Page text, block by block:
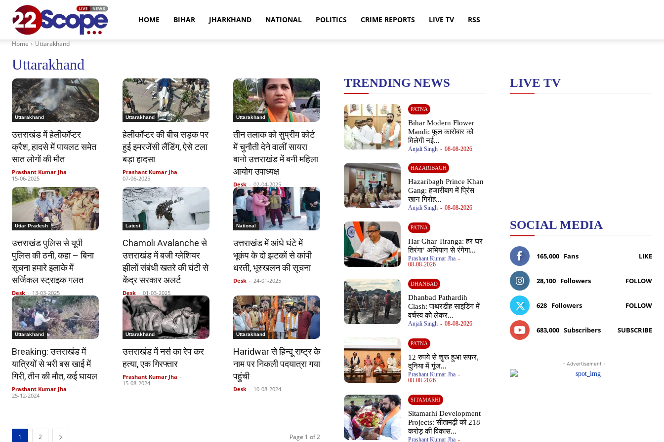
HOME BIHAR JHARKHAND NATIONAL POLITICS CRIME REPORTS LIVE TV RSS
Home Uttarakhand
Uttarakhand
Uttarakhand
उत्तराखंड में हेलीकॉप्टर
क्रैश, हादसे में पायलट समेत
सात लोगों की मौत
Prashant Kumar Jha -
15-06-2025
Uttarakhand
हेलीकॉप्टर की बीच सड़क पर
हुई इमरजेंसी लैंडिंग, ऐसे टला
बड़ा हादसा
Prashant Kumar Jha -
07-06-2025
Uttarakhand
तीन तलाक को सुप्रीम कोर्ट
में चुनौती देने वालीं सायरा
बानो उत्तराखंड में बनी महिला
आयोग उपाध्यक्ष
Desk - 02-04-2025
Uttar Pradesh
उत्तराखंड पुलिस से यूपी
पुलिस की ठनी, कहा – बिना
सूचना हमारे इलाके में
सर्जिकल स्ट्राइक गलत
Desk - 13-03-2025
Latest
Chamoli Avalanche से
उत्तराखंड में बजी ग्लेशियर
झीलों संबंधी खतरे की घंटी से
केंद्र सरकार अलर्ट
Desk - 01-03-2025
National
उत्तराखंड में आंधे घंटे में
भूकंप के दो झटकों से कांपी
धरती, भूस्खलन की सूचना
Desk - 24-01-2025
Uttarakhand
Breaking: उत्तराखंड में
यात्रियों से भरी बस खाई में
गिरी, तीन की मौत, कई घायल
Prashant Kumar Jha -
25-12-2024
Uttarakhand
उत्तराखंड में नर्स का रेप कर
हत्या, एक गिरफ्तार
Prashant Kumar Jha -
15-08-2024
Uttarakhand
Haridwar से हिन्दू राष्ट्र के
नाम पर निकली पदयात्रा गया
पहुंची
Desk - 10-08-2024
1 2 Page 1 of 2
TRENDING NEWS
PATNA
Bihar Modern Flower
Mandi: फूल कारोबार को
मिलेगी नई...
Anjali Singh - 08-08-2026
HAZARIBAGH
Hazaribagh Prince Khan
Gang: हजारीबाग में प्रिंस
खान गिरोह...
Anjali Singh - 08-08-2026
PATNA
Har Ghar Tiranga: हर घर
तिरंगा’ अभियान से रंगेगा...
Prashant Kumar Jha -
08-08-2026
DHANBAD
Dhanbad Pathardih
Clash: पाथरडीह साइडिंग में
वर्चस्व को लेकर...
Anjali Singh - 08-08-2026
PATNA
12 रुपये से शुरू हुआ सफर,
दुनिया में गूंज...
Prashant Kumar Jha -
08-08-2026
SITAMARHI
Sitamarhi Development
Projects: सीतामढ़ी को 218
करोड़ की विकास...
Prashant Kumar Jha -
LIVE TV
SOCIAL MEDIA
165,000 Fans LIKE
28,100 Followers FOLLOW
628 Followers FOLLOW
683,000 Subscribers SUBSCRIBE
- Advertisement -